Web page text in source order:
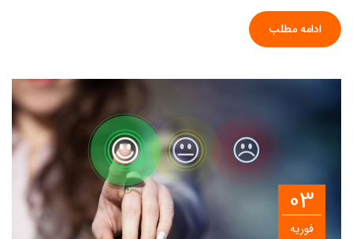
ادامه مطلب
03
فوریه